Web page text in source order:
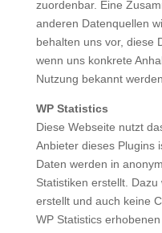
zuordenbar. Eine
anderen Datenquellen
behalten uns vor, diese
wenn uns konkrete
Nutzung bekannt werden.
WP Statistics
Diese Webseite nutzt
Anbieter dieses Plugins
Daten werden in
Statistiken erstellt.
erstellt und auch keine
WP Statistics